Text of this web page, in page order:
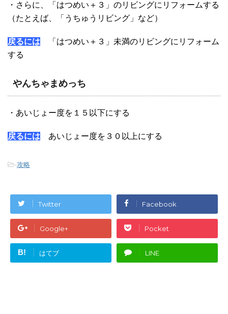
・さらに、「はつめい＋３」のリビングにリフォームする
（たとえば、「うちゅうリビング」など）
戻るには 「はつめい＋３」未満のリビングにリフォーム
する
やんちゃまめっち
・あいじょー度を１５以下にする
戻るには あいじょー度を３０以上にする
-攻略
Twitter Facebook
Google+ Pocket
B! はてブ LINE